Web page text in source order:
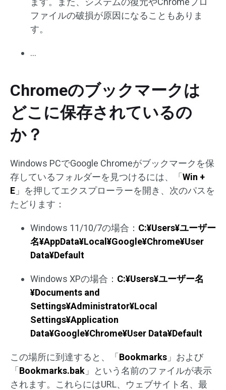
ファイルの破損が原因になることもありま
す。
…
Chromeのブックマークは
どこに保存されているの
か？
Windows PCでGoogle Chromeがブックマークを保
存しているフォルダーを見つけるには、「 Win +
E 」を押してエクスプローラーを開き、次のパスを
たどります：
Windows 11/10/7の場合： C:¥Users¥ユーザー
名¥AppData¥Local¥Google¥Chrome¥User
Data¥Default
Windows XPの場合： C:¥Users¥ユーザー名
¥Documents and
Settings¥Administrator¥Local
Settings¥Application
Data¥Google¥Chrome¥User Data¥Default
この場所に到達すると、「 Bookmarks 」および
「 Bookmarks.bak 」という名前のファイルが表示
されます。これらにはURL、ウェブサイト名、最